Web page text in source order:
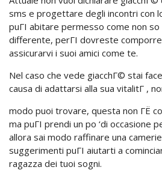
sms e progettare degli incontri con
puГІ abitare permesso come non so
differente, perГІ dovreste
assicurarvi i suoi amici come te.
Nel caso che vede giacchГ© stai
causa di adattarsi alla sua vitalitГ ,
modo puoi trovare, questa non ГЁ
ma puГІ prendi un po ‘di occasione
allora sai modo raffinare una
suggerimenti puГІ aiutarti a
ragazza dei tuoi sogni.